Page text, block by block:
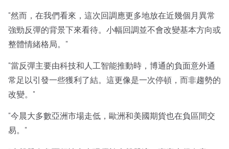
"然而，在我們看來，這次回調應更多地放在近幾個月異常
強勁反彈的背景下來看待。小幅回調並不會改變基本方向或
整體情緒格局。"
"當反彈主要由科技和人工智能推動時，博通的負面意外通
常足以引發一些獲利了結。這更像是一次停頓，而非趨勢的
改變。"
"今晨大多數亞洲市場走低，歐洲和美國期貨也在負區間交
易。"